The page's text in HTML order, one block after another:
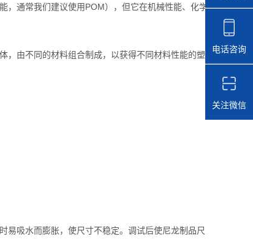
，通常我们建议使用POM），但它在机械性能、化学
由不同的材料组合制成，以获得不同材料性能的塑
吸水而膨胀，使尺寸不稳定。调试后使尼龙制品尺
电话咨询
关注微信